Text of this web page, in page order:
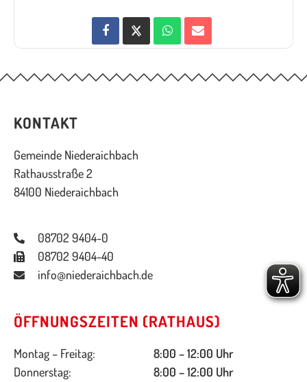
KONTAKT
Gemeinde Niederaichbach
Rathausstraße 2
84100 Niederaichbach
08702 9404-0
08702 9404-40
info@niederaichbach.de
ÖFFNUNGSZEITEN (RATHAUS)
Montag – Freitag:
8:00 – 12:00 Uhr
Donnerstag:
8:00 – 12:00 Uhr